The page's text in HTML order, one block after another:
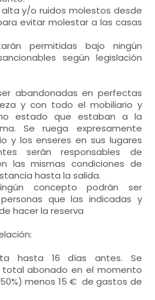
y/o ruidos molestos desde
evitar molestar a las casas
permitidas bajo ningún
según legislación
abandonadas en perfectas
y con todo el mobiliario y
estado que estaban a la
Se ruega expresamente
y los enseres en sus lugares
serán responsables de
las mismas condiciones de
hasta la salida.
concepto podrán ser
que las indicadas y
hacer la reserva
hasta 16 días antes. Se
abonado en el momento
menos 15 € de gastos de